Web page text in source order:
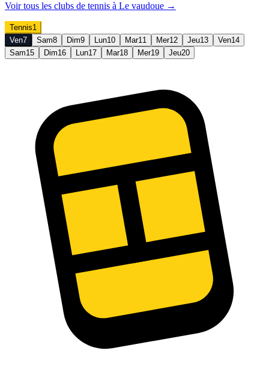
Voir tous les clubs de tennis à Le vaudoue →
Tennis1
Ven7 Sam8 Dim9 Lun10 Mar11 Mer12 Jeu13 Ven14
Sam15 Dim16 Lun17 Mar18 Mer19 Jeu20